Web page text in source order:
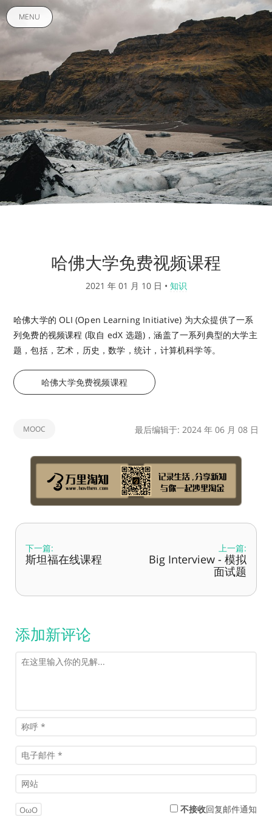
MENU
哈佛大学免费视频课程
2021 年 01 月 10 日 • 知识
哈佛大学的 OLI (Open Learning Initiative) 为大众提供了一系
列免费的视频课程 (取自 edX 选题)，涵盖了一系列典型的大学主
题，包括，艺术，历史，数学，统计，计算机科学等。
哈佛大学免费视频课程
MOOC 最后编辑于: 2024 年 06 月 08 日
下一篇:
斯坦福在线课程
上一篇:
Big Interview - 模拟
面试题
添加新评论
OωO 不接收回复邮件通知